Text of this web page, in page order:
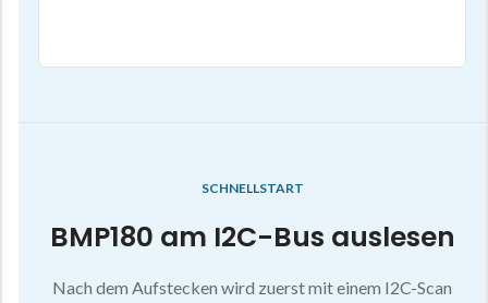
SCHNELLSTART
BMP180 am I2C-Bus auslesen
Nach dem Aufstecken wird zuerst mit einem I2C-Scan